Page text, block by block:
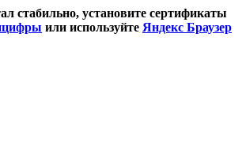
стабильно, установите сертификаты
или используйте Яндекс Браузер